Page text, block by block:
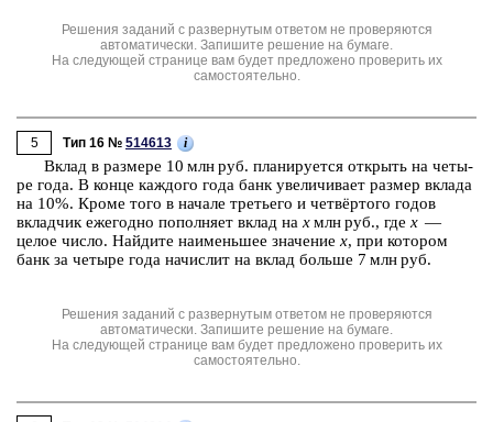
Решения заданий с развернутым ответом не проверяются
автоматически. Запишите решение на бумаге.
На следующей странице вам будет предложено проверить их
самостоятельно.
5 Тип 16 № 514613 i
Вклад в раз­ме­ре 10 млн руб. пла­ни­ру­ет­ся от­крыть на че­ты­
ре года. В конце каж­до­го года банк уве­ли­чи­ва­ет раз­мер вкла­да
на 10%. Кроме того в на­ча­ле тре­тье­го и четвёртого годов
вклад­чик еже­год­но по­пол­ня­ет вклад на xмлн руб., где x —
целое число. Най­ди­те наи­мень­шее зна­че­ние x, при ко­то­ром
банк за че­ты­ре года на­чис­лит на вклад боль­ше 7 млн руб.
Решения заданий с развернутым ответом не проверяются
автоматически. Запишите решение на бумаге.
На следующей странице вам будет предложено проверить их
самостоятельно.